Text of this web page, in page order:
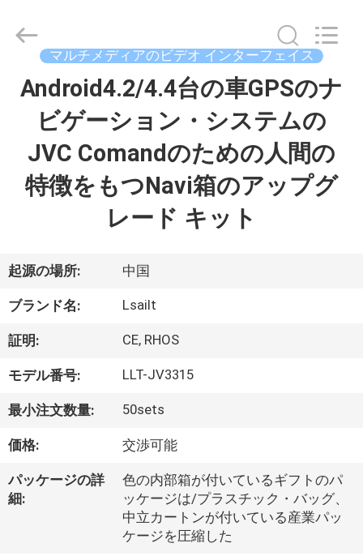
家
ト
ビ
デ
オ
私
達
Shenzhen
Xinsongxia
Automobile
Rights
マルチメディアのビデオ インターフェイス
Android4.2/4.4台の車GPSのナ
ビゲーション・システムの
JVC Comandのための人間の
特徴をもつNavi箱のアップグ
レード キット
起源の場所: 中国
ブランド名: Lsailt
証明: CE, RHOS
モデル番号: LLT-JV3315
最小注文数量: 50sets
価格: 交渉可能
パッケージの詳
細:
色の内部箱が付いているギフトのパ
ッケージは/プラスチック・バッグ、
中立カートンが付いている産業パッ
ケージを圧縮した